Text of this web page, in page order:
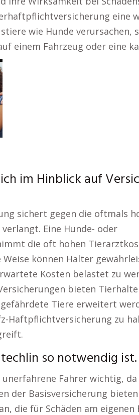
eine
wie Hunde verursachen,
einem Fahrzeug oder eine
im Hinblick auf
sichert gegen die oftmals
Eine Hunde- oder
die oft hohen
können Halter
Kosten belastet zu
bieten
Tiere erweitert
Haftpflichtversicherung zu
so notwendig ist.
Fahrer wichtig, da
der Basisversicherung
die für Schäden am